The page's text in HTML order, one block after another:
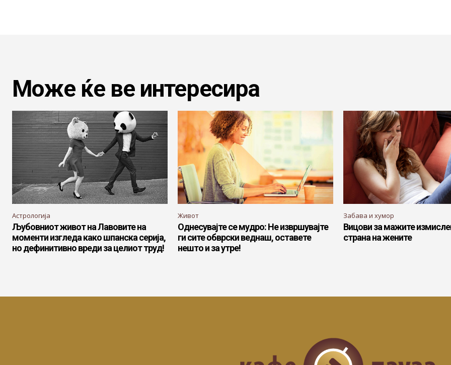
Може ќе ве интересира
Астрологија
Љубовниот живот на Лавовите на
моменти изгледа како шпанска серија,
но дефинитивно вреди за целиот труд!
Живот
Однесувајте се мудро: Не извршувајте
ги сите обврски веднаш, оставете
нешто и за утре!
Забава и хумор
Вицови за мажите
страна на жените